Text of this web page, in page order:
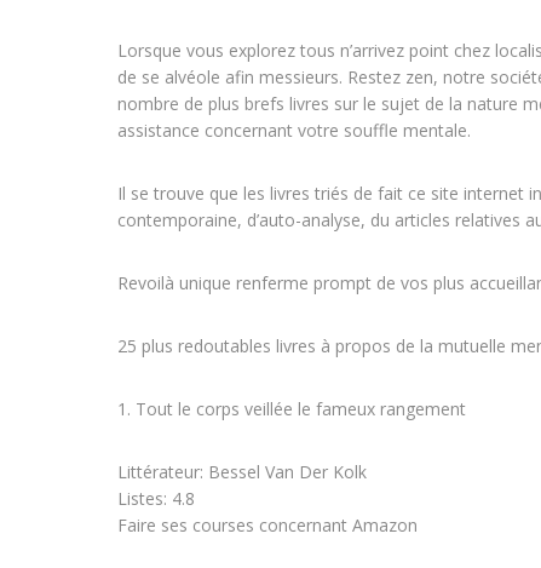
Lorsque vous explorez tous n’arrivez point chez
de se alvéole afin messieurs. Restez zen, notre
nombre de plus brefs livres sur le sujet de la nature
assistance concernant votre souffle mentale.
Il se trouve que les livres triés de fait ce site internet
contemporaine, d’auto-analyse, du articles relatives
Revoilà unique renferme prompt de vos plus
25 plus redoutables livres à propos de la mutuelle
1. Tout le corps veillée le fameux rangement
Littérateur: Bessel Van Der Kolk
Listes: 4.8
Faire ses courses concernant Amazon